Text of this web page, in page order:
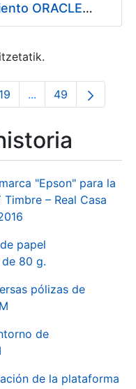
Mantenimiento equipamiento ORACLE en CERES
Use TAB to navigate.
Orrialdea
19 ...Intermediate
Orrialdea
49
"Epson" para la
– Real Casa
papel
80 g.
pólizas de
de
de la plataforma